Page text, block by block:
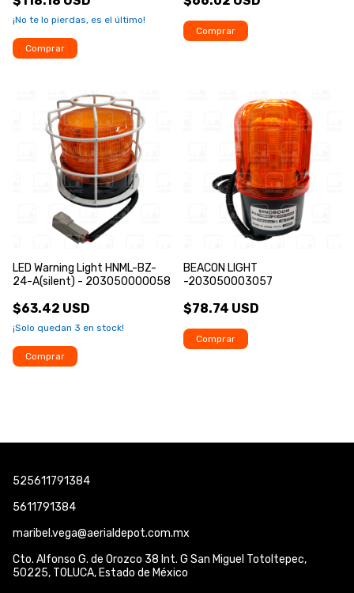
¡No te lo pierdas, es el último!
Comprar
Comprar
LED Warning Light HNML-BZ-
24-A(silent) - 203050000058
$63.42 USD
¡Solo quedan 3 en stock!
Comprar
BEACON LIGHT
-203050003057
$78.74 USD
Comprar
525611791384
5611791384
maribel.vega@aerialdepot.com.mx
Cto. Alfonso G. de Orozco 38 Int. G San Miguel Totoltepec,
50225, TOLUCA, Estado de México